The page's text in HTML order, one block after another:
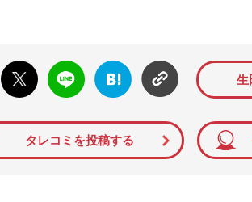
X ポス
ト
LINE
はてな
ブック
マーク
生
タレコミを投稿する